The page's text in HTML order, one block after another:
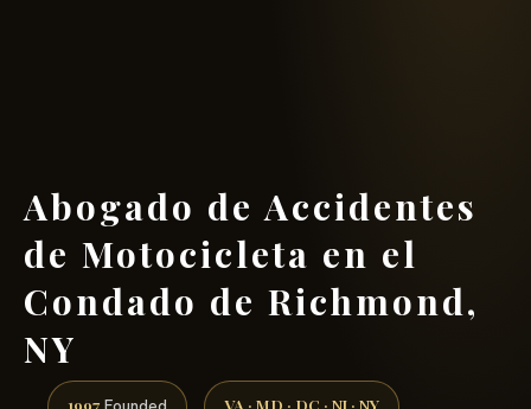
Abogado de Accidentes
de Motocicleta en el
Condado de Richmond,
NY
1997 VA · MD · DC · NJ · NY